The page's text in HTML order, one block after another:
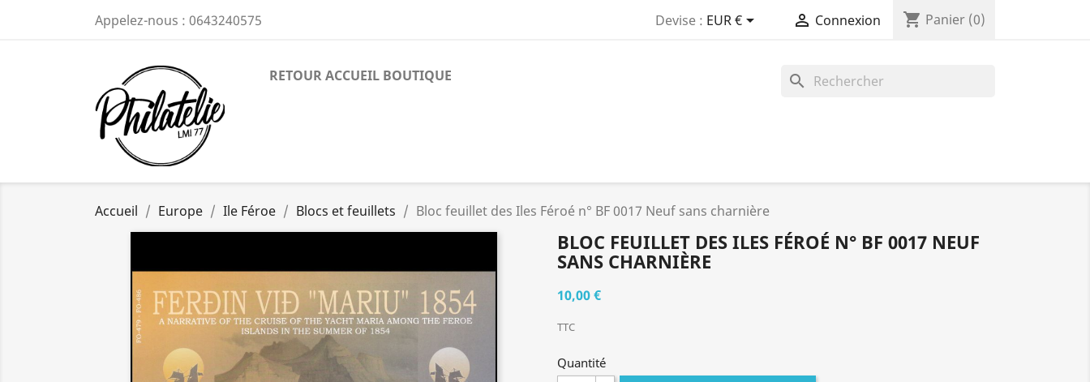
Appelez-nous : 0643240575 Devise : EUR €  Connexion shopping_cart Panier (0)
RETOUR ACCUEIL BOUTIQUE search
Accueil Europe Ile Féroe Blocs et feuillets Bloc feuillet des Iles Féroé n° BF 0017 Neuf sans charnière
BLOC FEUILLET DES ILES FÉROÉ N° BF 0017 NEUF
SANS CHARNIÈRE
10,00 €
TTC
Quantité